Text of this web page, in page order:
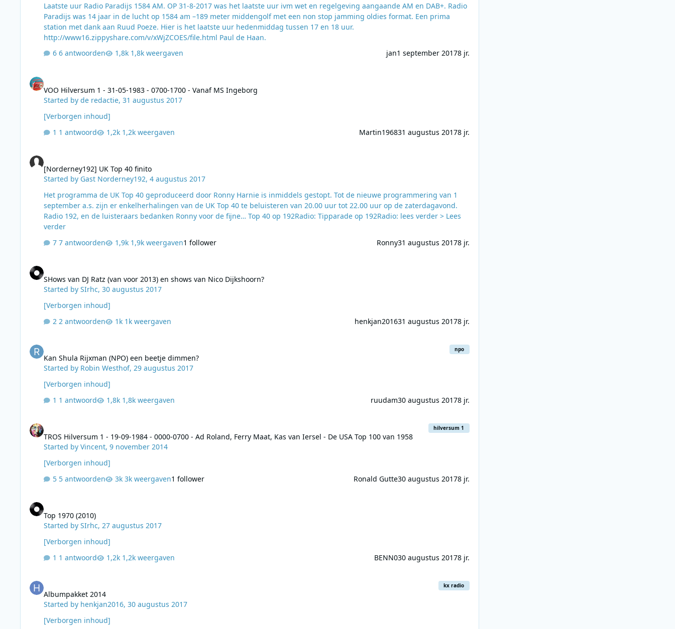
Laatste uur Radio Paradijs 1584 AM. OP 31-8-2017 was het laatste uur ivm wet en regelgeving aangaande AM en DAB+. Radio
Paradijs was 14 jaar in de lucht op 1584 am –189 meter middengolf met een non stop jamming oldies format. Een prima
station met dank aan Ruud Poeze. Hier is het laatste uur hedenmiddag tussen 17 en 18 uur.
http://www16.zippyshare.com/v/xWjZCOES/file.html Paul de Haan.
6 antwoorden
1,8k weergaven jan1 september 20178 jr.
VOO Hilversum 1 - 31-05-1983 - 0700-1700 - Vanaf MS Ingeborg
Started byde redactie,31 augustus 2017
[Verborgen inhoud]
1 antwoord
1,2k weergaven Martin196831 augustus 20178 jr.
[Norderney192] UK Top 40 finito
Started by Gast Norderney192,4 augustus 2017
​Het programma de UK Top 40 geproduceerd door Ronny Harnie is inmiddels gestopt. Tot de nieuwe programmering van 1
september a.s. zijn er enkelherhalingen van de UK Top 40 te beluisteren van 20.00 uur tot 22.00 uur op de zaterdagavond.
Radio 192, en de luisteraars bedanken Ronny voor de fijne… Top 40 op 192Radio: Tipparade op 192Radio: lees verder > Lees
verder
7 antwoorden
1,9k weergaven1 follower Ronny31 augustus 20178 jr.
SHows van DJ Ratz (van voor 2013) en shows van Nico Dijkshoorn?
Started bySIrhc,30 augustus 2017
[Verborgen inhoud]
2 antwoorden
1k weergaven henkjan201631 augustus 20178 jr.
Kan Shula Rijxman (NPO) een beetje dimmen?
Started by Robin Westhof,29 augustus 2017
npo
[Verborgen inhoud]
1 antwoord
1,8k weergaven ruudam30 augustus 20178 jr.
TROS Hilversum 1 - 19-09-1984 - 0000-0700 - Ad Roland, Ferry Maat, Kas van Iersel - De USA Top 100 van 1958
Started byVincent,9 november 2014
hilversum 1
[Verborgen inhoud]
5 antwoorden
3k weergaven1 follower Ronald Gutte30 augustus 20178 jr.
Top 1970 (2010)
Started bySIrhc,27 augustus 2017
[Verborgen inhoud]
1 antwoord
1,2k weergaven BENN030 augustus 20178 jr.
Albumpakket 2014
Started by henkjan2016,30 augustus 2017
kx radio
[Verborgen inhoud]